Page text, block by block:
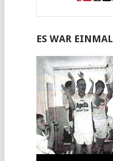
ES WAR EINMAL